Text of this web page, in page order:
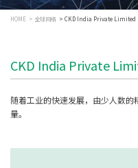
HOME 全球网络 CKD India Private Limited
CKD India Private
随着工业的快速发展，由少人数
量。